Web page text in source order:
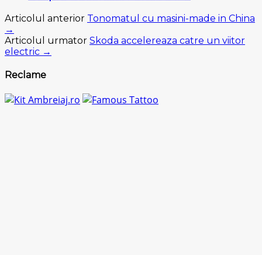
Articolul anterior Tonomatul cu masini-made in China
→
Articolul urmator Skoda accelereaza catre un viitor
electric →
Reclame